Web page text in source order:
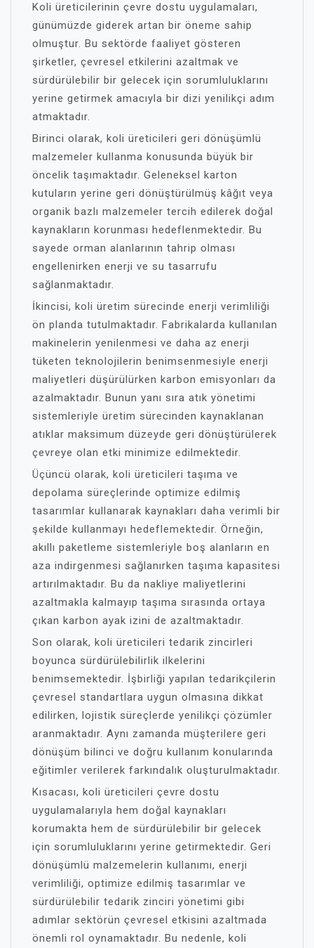
Koli üreticilerinin çevre dostu uygulamaları,
günümüzde giderek artan bir öneme sahip
olmuştur. Bu sektörde faaliyet gösteren
şirketler, çevresel etkilerini azaltmak ve
sürdürülebilir bir gelecek için sorumluluklarını
yerine getirmek amacıyla bir dizi yenilikçi adım
atmaktadır.
Birinci olarak, koli üreticileri geri dönüşümlü
malzemeler kullanma konusunda büyük bir
öncelik taşımaktadır. Geleneksel karton
kutuların yerine geri dönüştürülmüş kâğıt veya
organik bazlı malzemeler tercih edilerek doğal
kaynakların korunması hedeflenmektedir. Bu
sayede orman alanlarının tahrip olması
engellenirken enerji ve su tasarrufu
sağlanmaktadır.
İkincisi, koli üretim sürecinde enerji verimliliği
ön planda tutulmaktadır. Fabrikalarda kullanılan
makinelerin yenilenmesi ve daha az enerji
tüketen teknolojilerin benimsenmesiyle enerji
maliyetleri düşürülürken karbon emisyonları da
azalmaktadır. Bunun yanı sıra atık yönetimi
sistemleriyle üretim sürecinden kaynaklanan
atıklar maksimum düzeyde geri dönüştürülerek
çevreye olan etki minimize edilmektedir.
Üçüncü olarak, koli üreticileri taşıma ve
depolama süreçlerinde optimize edilmiş
tasarımlar kullanarak kaynakları daha verimli bir
şekilde kullanmayı hedeflemektedir. Örneğin,
akıllı paketleme sistemleriyle boş alanların en
aza indirgenmesi sağlanırken taşıma kapasitesi
artırılmaktadır. Bu da nakliye maliyetlerini
azaltmakla kalmayıp taşıma sırasında ortaya
çıkan karbon ayak izini de azaltmaktadır.
Son olarak, koli üreticileri tedarik zincirleri
boyunca sürdürülebilirlik ilkelerini
benimsemektedir. İşbirliği yapılan tedarikçilerin
çevresel standartlara uygun olmasına dikkat
edilirken, lojistik süreçlerde yenilikçi çözümler
aranmaktadır. Aynı zamanda müşterilere geri
dönüşüm bilinci ve doğru kullanım konularında
eğitimler verilerek farkındalık oluşturulmaktadır.
Kısacası, koli üreticileri çevre dostu
uygulamalarıyla hem doğal kaynakları
korumakta hem de sürdürülebilir bir gelecek
için sorumluluklarını yerine getirmektedir. Geri
dönüşümlü malzemelerin kullanımı, enerji
verimliliği, optimize edilmiş tasarımlar ve
sürdürülebilir tedarik zinciri yönetimi gibi
adımlar sektörün çevresel etkisini azaltmada
önemli rol oynamaktadır. Bu nedenle, koli